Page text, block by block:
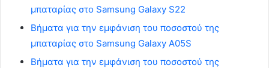
μπαταρίας στο Samsung Galaxy S22
Βήματα για την εμφάνιση του ποσοστού της
μπαταρίας στο Samsung Galaxy A05S
Βήματα για την εμφάνιση του ποσοστού της